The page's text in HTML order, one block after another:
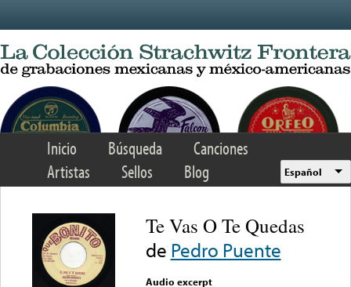
Inicio Búsqueda
Canciones
Artistas
Sellos Blog Español
Te Vas O Te Quedas
de Pedro Puente
Audio excerpt